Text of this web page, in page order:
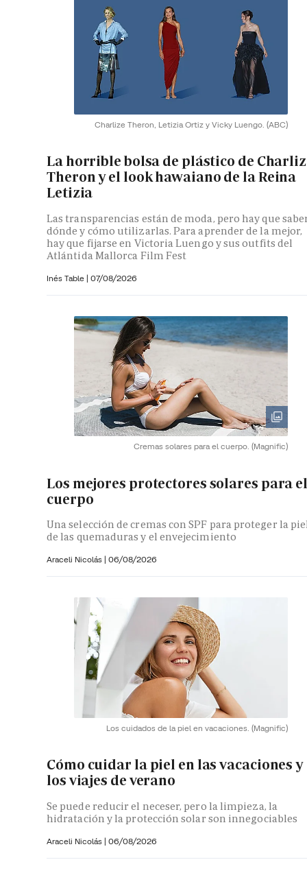
Charlize Theron, Letizia Ortiz y Vicky Luengo. (ABC)
La horrible bolsa de plástico de
Theron y el look hawaiano de la Reina
Letizia
Las transparencias están de moda, pero hay que
dónde y cómo utilizarlas. Para aprender de la mejor,
hay que fijarse en Victoria Luengo y sus outfits del
Atlántida Mallorca Film Fest
Inés Table | 07/08/2026
Cremas solares para el cuerpo. (Magnific)
Los mejores protectores solares para
cuerpo
Una selección de cremas con SPF para proteger la
de las quemaduras y el envejecimiento
Araceli Nicolás | 06/08/2026
Los cuidados de la piel en vacaciones. (Magnific)
Cómo cuidar la piel en las vacaciones y
los viajes de verano
Se puede reducir el neceser, pero la limpieza, la
hidratación y la protección solar son innegociables
Araceli Nicolás | 06/08/2026